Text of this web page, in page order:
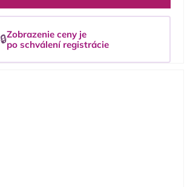
🔒Zobrazenie ceny je
po schválení registrácie